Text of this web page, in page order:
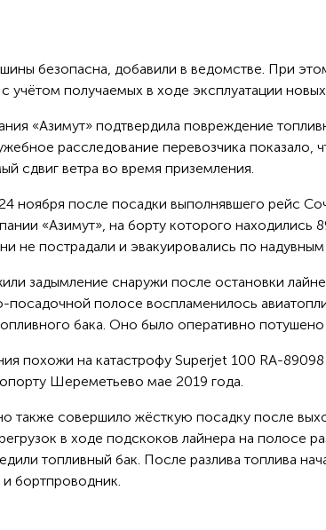
безопасна, добавили в ведомстве. При
учётом получаемых в ходе эксплуатации
«Азимут» подтвердила повреждение
расследование перевозчика показало,
сдвиг ветра во время приземления.
ноября после посадки выполнявшего рейс
«Азимут», на борту которого находились
не пострадали и эвакуировались по надувным
задымление снаружи после остановки
посадочной полосе воспламенилось
бака. Оно было оперативно
похожи на катастрофу Superjet 100 RA-
Шереметьево мае 2019 года.
также совершило жёсткую посадку после
в ходе подскоков лайнера на полосе
топливный бак. После разлива топлива
бортпроводник.